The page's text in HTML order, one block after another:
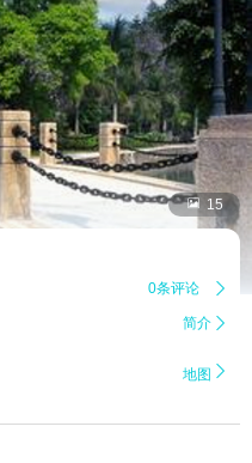
 15
0条评论 
简介 
地图 